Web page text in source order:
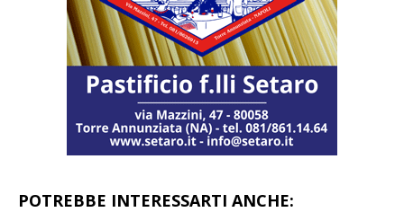
POTREBBE INTERESSARTI ANCHE: